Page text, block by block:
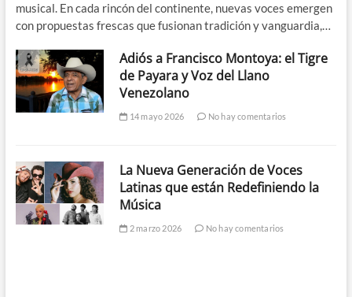
musical. En cada rincón del continente, nuevas voces emergen
con propuestas frescas que fusionan tradición y vanguardia,…
Adiós a Francisco Montoya: el Tigre
de Payara y Voz del Llano
Venezolano
14 mayo 2026 No hay comentarios
La Nueva Generación de Voces
Latinas que están Redefiniendo la
Música
2 marzo 2026 No hay comentarios